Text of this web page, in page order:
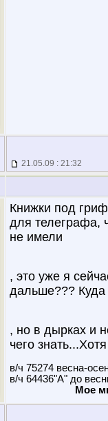
21.05.09 : 21:32
Книжки под
для телеграфа,
не имели
, это уже я
дальше??? Куда
, но в дырках и
чего
в/ч 75274 весна-
в/ч 64436"А" до
Мое